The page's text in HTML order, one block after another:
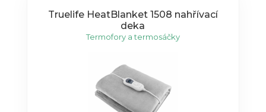
Truelife HeatBlanket 1508 nahřívací
deka
Termofory a termosáčky